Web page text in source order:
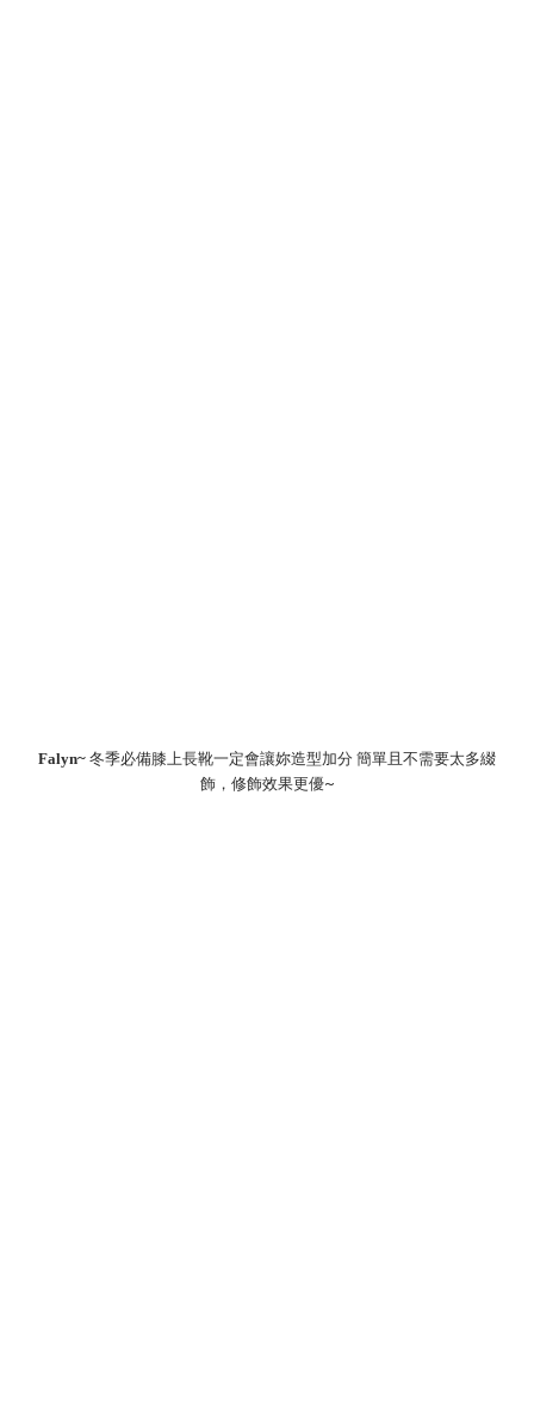
Falyn~ 冬季必備膝上長靴一定會讓妳造型加分 簡單且不需要太多綴
飾，修飾效果更優~